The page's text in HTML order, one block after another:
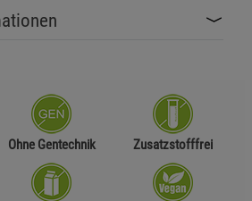
Ohne Gentechnik Zusatzstofffrei